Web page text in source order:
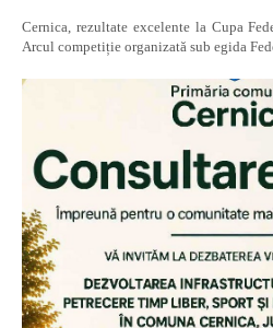
Cernica, rezultate excelente la Cupa
Arcul competiție organizată sub egida